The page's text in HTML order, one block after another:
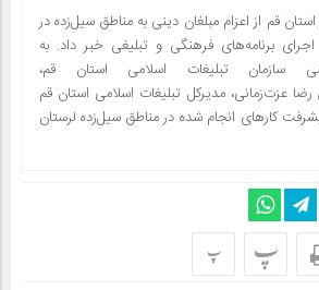
قم از اعزام مبلغان دینی به مناطق سیل‌زده در
برنامه‌های فرهنگی و تبلیغی خبر داد. به
سازمان تبلیغات اسلامی استان قم،
عزت‌زمانی، مدیرکل تبلیغات اسلامی استان قم
کارهای انجام شده در مناطق سیل‌زده لرستان
پ پ